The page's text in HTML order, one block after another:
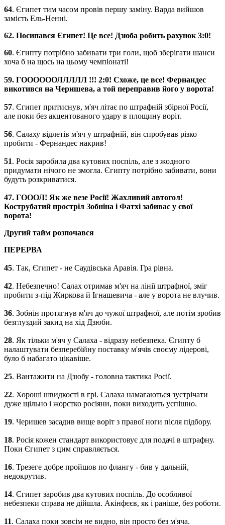
64. Єгипет тим часом провів першу заміну. Варда вийшов
замість Ель-Ненні.
62. Посипався Єгипет! Це все! Дзюба робить рахунок 3:0!
60. Єгипту потрібно забивати три голи, щоб зберігати шанси
хоча б на щось на цьому чемпіонаті!
59. ГООООООЛЛЛЛЛ !!! 2:0! Схоже, це все! Фернандес
викотився на Черишева, а той переправив його у ворота!
57. Єгипет притиснув, м'яч літає по штрафній збірної Росії,
але поки без акцентованого удару в площину воріт.
56. Салаху відлетів м'яч у штрафній, він спробував різко
пробити - Фернандес накрив!
51. Росія заробила два кутових поспіль, але з жодного
придумати нічого не змогла. Єгипту потрібно забивати, вони
будуть розкриватися.
47. ГОООЛ! Як же везе Росії! Жахливий автогол!
Кострубатий простріл Зобніна і Фатхі забиває у свої
ворота!
Другий тайм розпочався
ПЕРЕРВА
45. Так, Єгипет - не Саудівська Аравія. Гра рівна.
42. Небезпечно! Салах отримав м'яч на лінії штрафної, зміг
пробити з-під Жиркова й Ігнашевича - але у ворота не влучив.
36. Зобнін протягнув м'яч до чужої штрафної, але потім зробив
безглуздий закид на хід Дзюби.
28. Як тільки м'яч у Салаха - відразу небезпека. Єгипту б
налаштувати безперебійну поставку м'ячів своєму лідерові,
було б набагато цікавіше.
25. Вантажити на Дзюбу - головна тактика Росії.
22. Хороші швидкості в грі. Салаха намагаються зустрічати
дуже щільно і жорстко росіяни, поки виходить успішно.
19. Черишев засадив вище воріт з правої ноги після підбору.
18. Росія кожен стандарт використовує для подачі в штрафну.
Поки Єгипет з цим справляється.
16. Трезеге добре пройшов по флангу - бив у дальній,
недокрутив.
14. Єгипет заробив два кутових поспіль. До особливої ​​
небезпеки справа не дійшла. Акінфєєв, як і раніше, без роботи.
11. Салаха поки зовсім не видно, він просто без м'яча.